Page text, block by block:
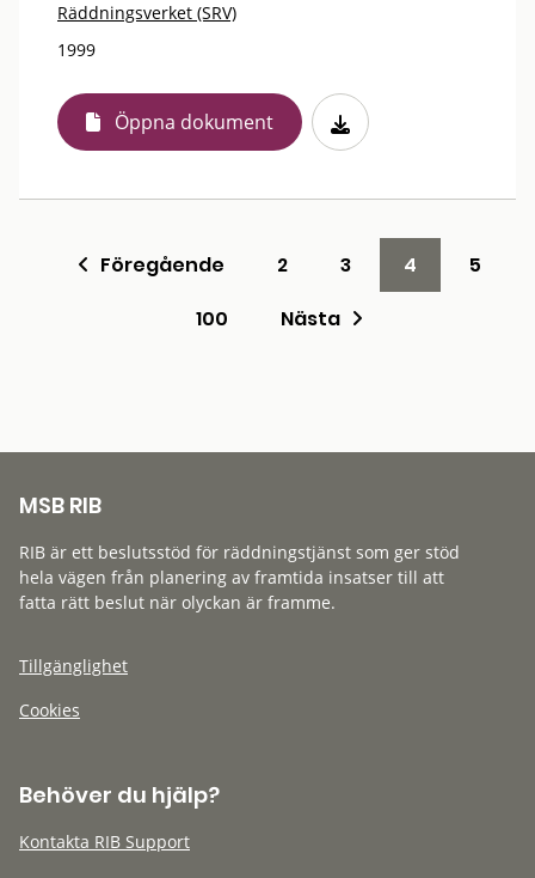
Räddningsverket (SRV)
1999
Öppna dokument
Föregående 2 3 4
5
100
Nästa
MSB RIB
RIB är ett beslutsstöd för räddningstjänst som ger stöd
hela vägen från planering av framtida insatser till att
fatta rätt beslut när olyckan är framme.
Tillgänglighet
Cookies
Behöver du hjälp?
Kontakta RIB Support